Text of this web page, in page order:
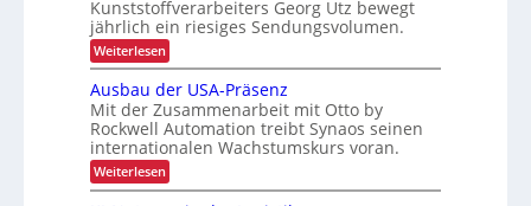
e
k
t
i
o
n
h
ä
l
t
l
i
c
h
r
z
f
r
i
s
t
i
g
e
r
L
o
g
i
s
t
i
e
n
z
l
e
f
e
r
u
n
g
Kunststoffverarbeiters Georg Utz bewegt
jährlich ein riesiges Sendungsvolumen.
Weiterlesen:
A
t
o
m
a
t
i
s
Ausbau der USA-Präsenz
Mit der Zusammenarbeit mit Otto by
Rockwell Automation treibt Synaos seinen
internationalen Wachstumskurs voran.
Weiterlesen:
A